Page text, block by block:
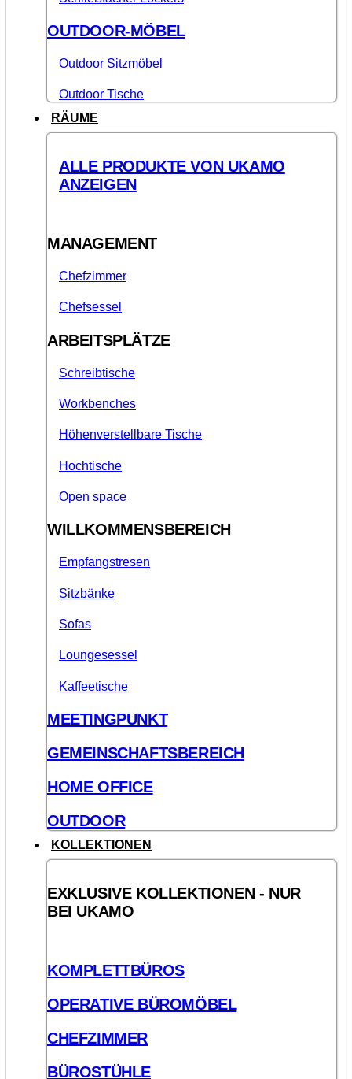
OUTDOOR-MÖBEL
Outdoor Sitzmöbel
Outdoor Tische
RÄUME
ALLE PRODUKTE VON UKAMO
ANZEIGEN
MANAGEMENT
Chefzimmer
Chefsessel
ARBEITSPLÄTZE
Schreibtische
Workbenches
Höhenverstellbare Tische
Hochtische
Open space
WILLKOMMENSBEREICH
Empfangstresen
Sitzbänke
Sofas
Loungesessel
Kaffeetische
MEETINGPUNKT
GEMEINSCHAFTSBEREICH
HOME OFFICE
OUTDOOR
KOLLEKTIONEN
EXKLUSIVE KOLLEKTIONEN - NUR
BEI UKAMO
KOMPLETTBÜROS
OPERATIVE BÜROMÖBEL
CHEFZIMMER
BÜROSTÜHLE